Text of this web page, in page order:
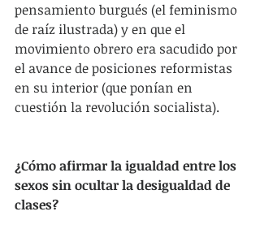
pensamiento burgués (el feminismo
de raíz ilustrada) y en que el
movimiento obrero era sacudido por
el avance de posiciones reformistas
en su interior (que ponían en
cuestión la revolución socialista).
¿Cómo afirmar la igualdad entre los
sexos sin ocultar la desigualdad de
clases?